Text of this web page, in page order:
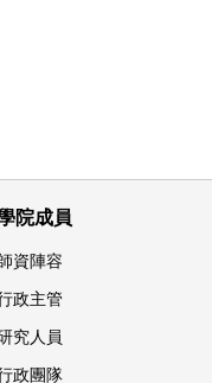
院成員
資陣容
政主管
究人員
政團隊